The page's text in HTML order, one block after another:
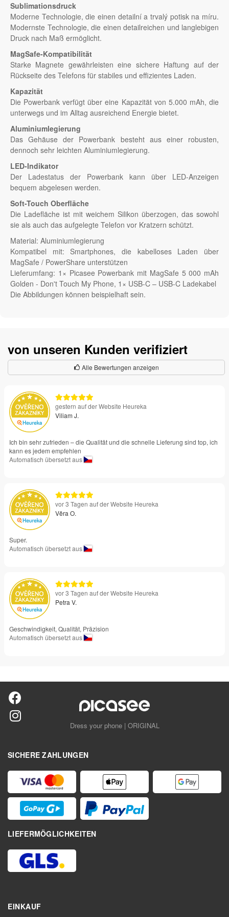
Sublimationsdruck
Moderne Technologie, die einen detailní a trvalý potisk na míru.
Modernste Technologie, die einen detailreichen und langlebigen
Druck nach Maß ermöglicht.
MagSafe-Kompatibilität
Starke Magnete gewährleisten eine sichere Haftung auf der
Rückseite des Telefons für stabiles und effizientes Laden.
Kapazität
Die Powerbank verfügt über eine Kapazität von 5.000 mAh, die
unterwegs und im Alltag ausreichend Energie bietet.
Aluminiumlegierung
Das Gehäuse der Powerbank besteht aus einer robusten,
dennoch sehr leichten Aluminiumlegierung.
LED-Indikator
Der Ladestatus der Powerbank kann über LED-Anzeigen
bequem abgelesen werden.
Soft-Touch Oberfläche
Die Ladefläche ist mit weichem Silikon überzogen, das sowohl
sie als auch das aufgelegte Telefon vor Kratzern schützt.
Material: Aluminiumlegierung
Kompatibel mit: Smartphones, die kabelloses Laden über
MagSafe / PowerShare unterstützen
Lieferumfang: 1× Picasee Powerbank mit MagSafe 5 000 mAh
Golden - Don't Touch My Phone, 1× USB-C – USB-C Ladekabel
Die Abbildungen können beispielhaft sein.
von unseren Kunden verifiziert
Alle Bewertungen anzeigen
gestern auf der Website Heureka
Viliam J.
Ich bin sehr zufrieden – die Qualität und die schnelle Lieferung sind top, ich
kann es jedem empfehlen
Automatisch übersetzt aus
vor 3 Tagen auf der Website Heureka
Věra O.
Super.
Automatisch übersetzt aus
vor 3 Tagen auf der Website Heureka
Petra V.
Geschwindigkeit, Qualität, Präzision
Automatisch übersetzt aus
Dress your phone | ORIGINAL
SICHERE ZAHLUNGEN
LIEFERMÖGLICHKEITEN
EINKAUF